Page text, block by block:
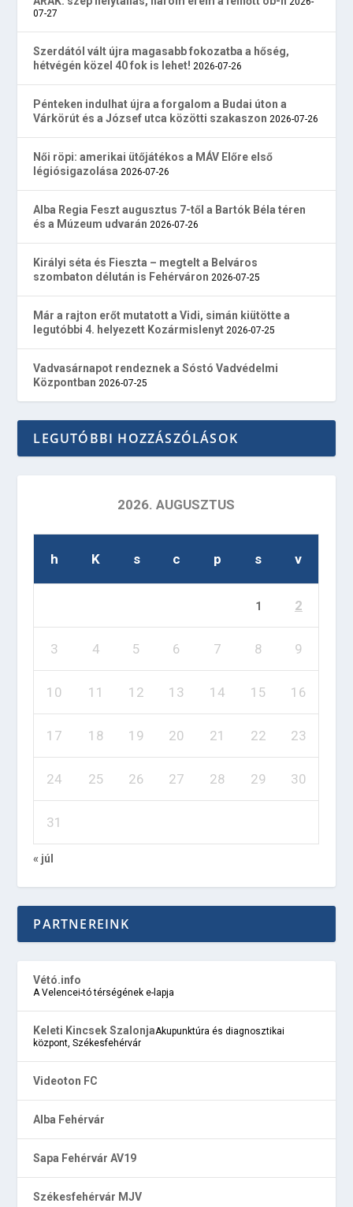
07-27
Szerdától vált újra magasabb fokozatba a hőség,
hétvégén közel 40 fok is lehet! 2026-07-26
Pénteken indulhat újra a forgalom a Budai úton a
Várkörút és a József utca közötti szakaszon 2026-07-26
Női röpi: amerikai ütőjátékos a MÁV Előre első
légiósigazolása 2026-07-26
Alba Regia Feszt augusztus 7-től a Bartók Béla téren
és a Múzeum udvarán 2026-07-26
Királyi séta és Fieszta – megtelt a Belváros
szombaton délután is Fehérváron 2026-07-25
Már a rajton erőt mutatott a Vidi, simán kiütötte a
legutóbbi 4. helyezett Kozármislenyt 2026-07-25
Vadvasárnapot rendeznek a Sóstó Vadvédelmi
Központban 2026-07-25
LEGUTÓBBI HOZZÁSZÓLÁSOK
2026. AUGUSZTUS
h K s c p s v
1 2
3 4 5 6 7 8 9
10 11 12 13 14 15 16
17 18 19 20 21 22 23
24 25 26 27 28 29 30
31
« júl
PARTNEREINK
Vétó.info
A Velencei-tó térségének e-lapja
Keleti Kincsek SzalonjaAkupunktúra és diagnosztikai
központ, Székesfehérvár
Videoton FC
Alba Fehérvár
Sapa Fehérvár AV19
Székesfehérvár MJV